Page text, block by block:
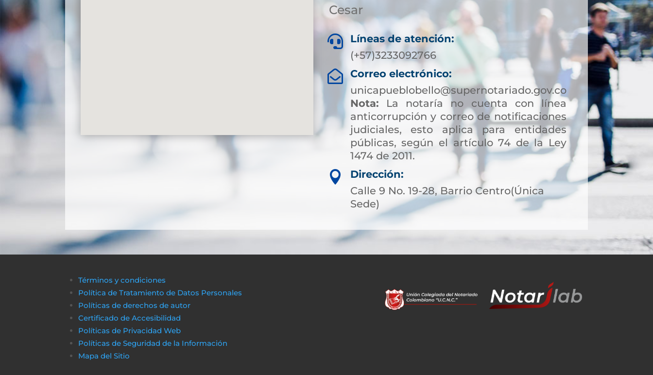
Cesar

Líneas de atención:
(+57)3233092766

Correo electrónico:
unicapueblobello@supernotariado.gov.co
Nota: La notaría no cuenta con línea
anticorrupción y correo de notificaciones
judiciales, esto aplica para entidades
públicas, según el artículo 74 de la Ley
1474 de 2011.

Dirección:
Calle 9 No. 19-28, Barrio Centro(Única
Sede)
Términos y condiciones
Política de Tratamiento de Datos Personales
Políticas de derechos de autor
Certificado de Accesibilidad
Políticas de Privacidad Web
Políticas de Seguridad de la Información
Mapa del Sitio